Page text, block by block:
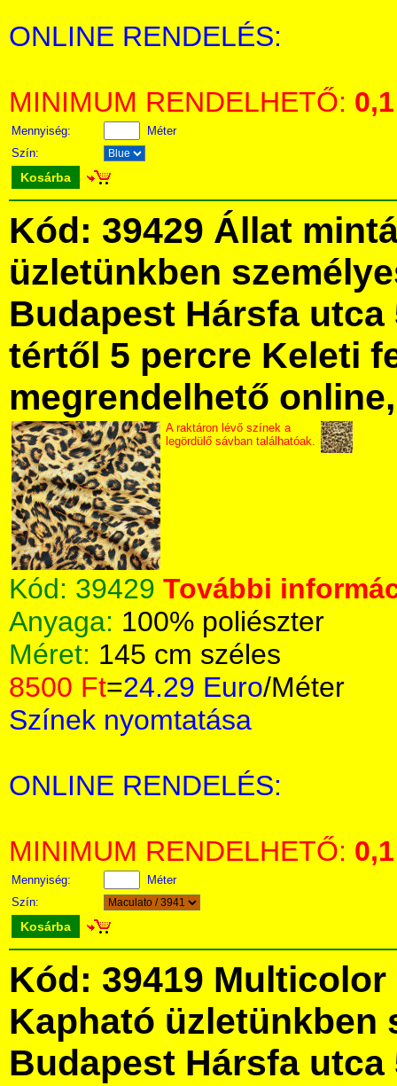
ONLINE RENDELÉS:
MINIMUM RENDELHETŐ: 0,1
Mennyiség:
Méter
Szín:
Kosárba
Kód: 39429 Állat
üzletünkben
Budapest Hársfa utca
tértől 5 percre Keleti
megrendelhető
A raktáron lévő színek a
legördülő sávban találhatóak.
Kód: 39429 További
Anyaga: 100% poliészter
Méret: 145 cm széles
8500 Ft=24.29 Euro/Méter
Színek nyomtatása
ONLINE RENDELÉS:
MINIMUM RENDELHETŐ: 0,1
Mennyiség:
Méter
Szín:
Kosárba
Kód: 39419
Kapható üzletünkben
Budapest Hársfa utca